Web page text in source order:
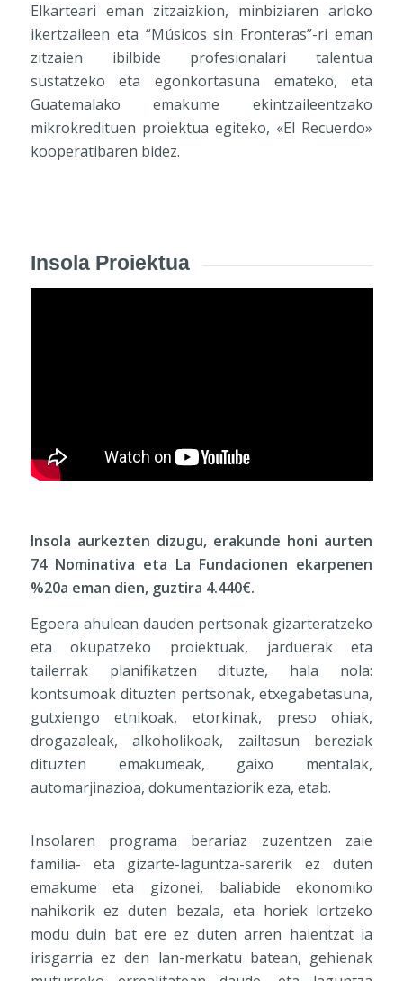
Elkarteari eman zitzaizkion, minbiziaren arloko
ikertzaileen eta “Músicos sin Fronteras”-ri eman
zitzaien ibilbide profesionalari talentua
sustatzeko eta egonkortasuna emateko, eta
Guatemalako emakume ekintzaileentzako
mikrokredituen proiektua egiteko, «El Recuerdo»
kooperatibaren bidez.
Insola Proiektua
Insola aurkezten dizugu, erakunde honi aurten
74 Nominativa eta La Fundacionen ekarpenen
%20a eman dien, guztira 4.440€.
Egoera ahulean dauden pertsonak gizarteratzeko
eta okupatzeko proiektuak, jarduerak eta
tailerrak planifikatzen dituzte, hala nola:
kontsumoak dituzten pertsonak, etxegabetasuna,
gutxiengo etnikoak, etorkinak, preso ohiak,
drogazaleak, alkoholikoak, zailtasun bereziak
dituzten emakumeak, gaixo mentalak,
automarjinazioa, dokumentaziorik eza, etab.
Insolaren programa berariaz zuzentzen zaie
familia- eta gizarte-laguntza-sarerik ez duten
emakume eta gizonei, baliabide ekonomiko
nahikorik ez duten bezala, eta horiek lortzeko
modu duin bat ere ez duten arren haientzat ia
irisgarria ez den lan-merkatu batean, gehienak